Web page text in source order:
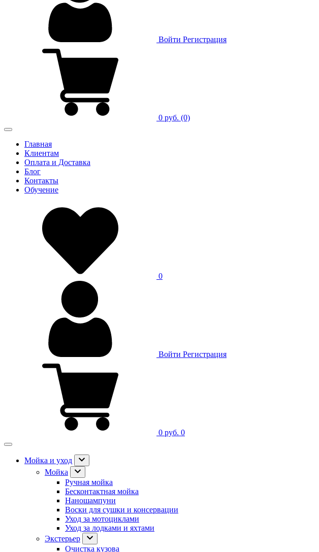
Войти Регистрация
0 руб. (0)
Главная
Клиентам
Оплата и Доставка
Блог
Контакты
Обучение
0
Войти Регистрация
0 руб. 0
Мойка и уход
Мойка
Ручная мойка
Бесконтактная мойка
Наношампуни
Воски для сушки и консервации
Уход за мотоциклами
Уход за лодками и яхтами
Экстерьер
Очистка кузова